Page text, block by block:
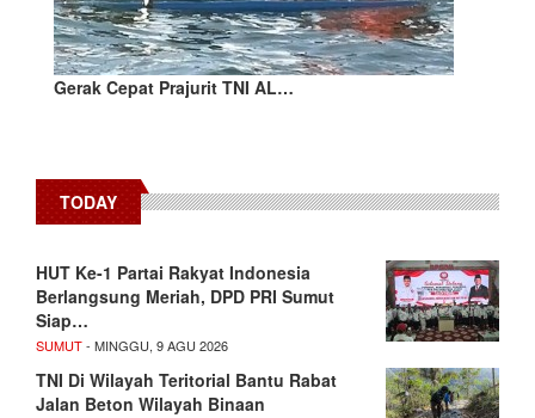
Gerak Cepat Prajurit TNI AL…
TODAY
HUT Ke-1 Partai Rakyat Indonesia
Berlangsung Meriah, DPD PRI Sumut
Siap…
SUMUT- MINGGU, 9 AGU 2026
TNI Di Wilayah Teritorial Bantu Rabat
Jalan Beton Wilayah Binaan